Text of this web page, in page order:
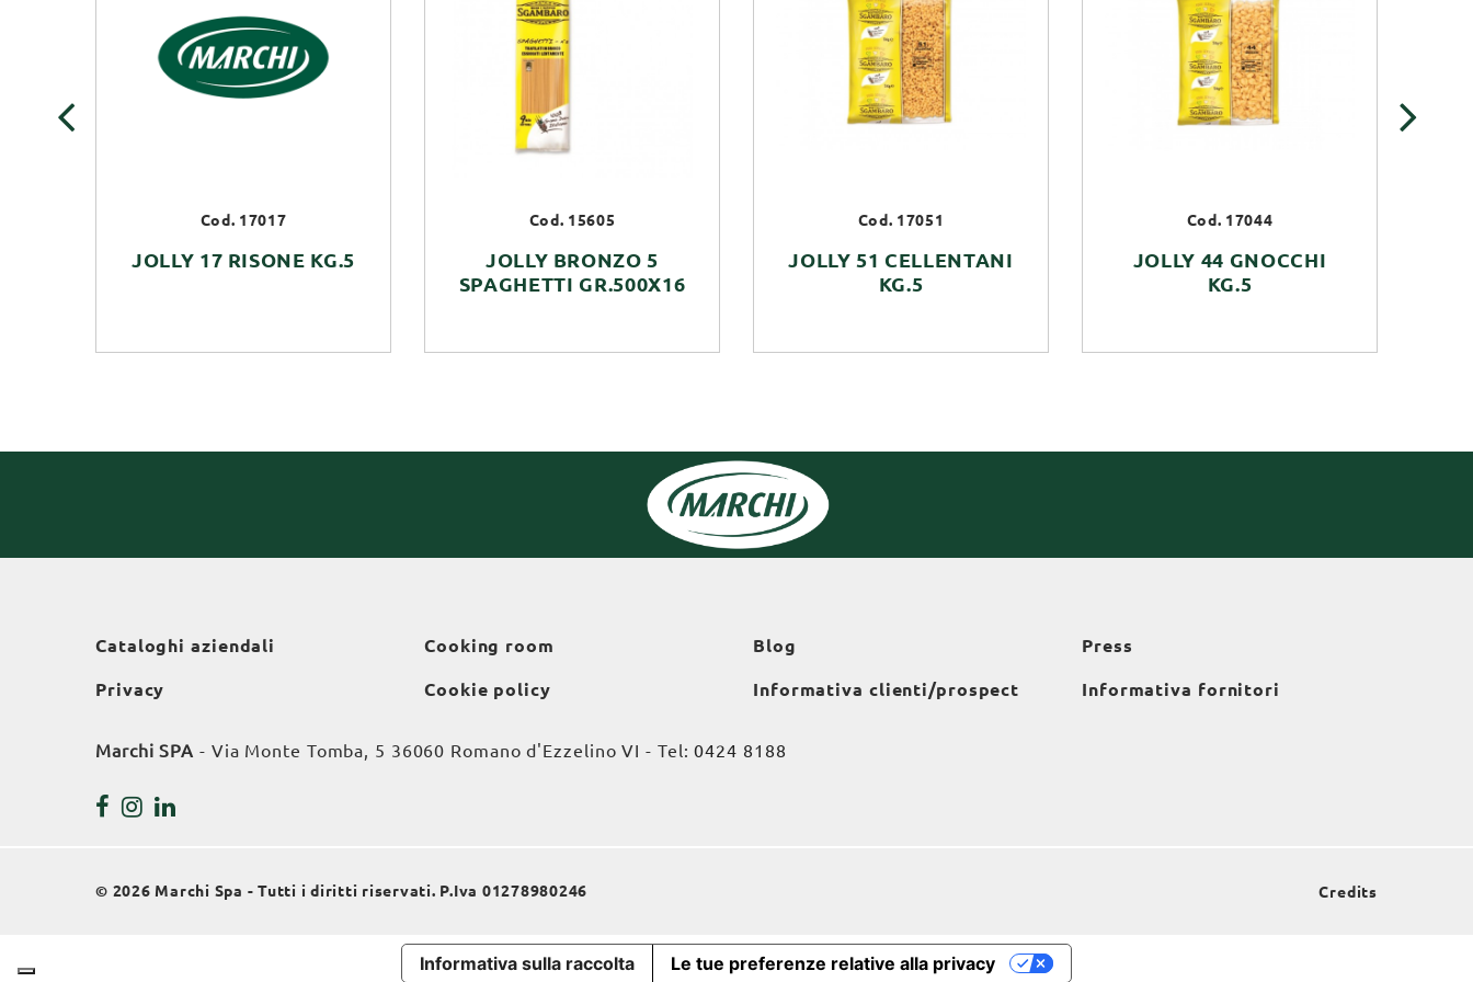
Cod. 17017
JOLLY 17 RISONE KG.5
Cod. 15605
JOLLY BRONZO 5
SPAGHETTI GR.500X16
Cod. 17051
JOLLY 51 CELLENTANI
KG.5
Cod. 17044
JOLLY 44 GNOCCHI
KG.5
Cataloghi aziendali
Privacy
Cooking room
Cookie policy
Blog
Informativa clienti/prospect
Press
Informativa fornitori
Marchi SPA - Via Monte Tomba, 5 36060 Romano d'Ezzelino VI - Tel:0424 8188
© 2026 Marchi Spa - Tutti i diritti riservati. P.Iva 01278980246 Credits
Informativa sulla raccolta Le tue preferenze relative alla privacy